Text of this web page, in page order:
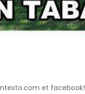
et facebook!